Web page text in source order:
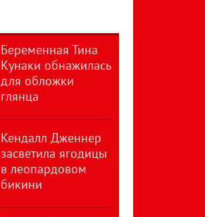
Беременная Тина
Кунаки обнажилась
для обложки
глянца
Кендалл Дженнер
засветила ягодицы
в леопардовом
бикини